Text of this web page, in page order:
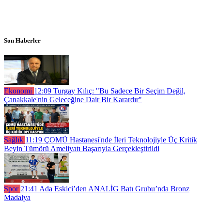
Son Haberler
Ekonomi 12:09 Turgay Kılıç: "Bu Sadece Bir Seçim Değil,
Çanakkale'nin Geleceğine Dair Bir Karardır"
Sağlık 11:19 ÇOMÜ Hastanesi'nde İleri Teknolojiyle Üç Kritik
Beyin Tümörü Ameliyatı Başarıyla Gerçekleştirildi
Spor 21:41 Ada Eskici’den ANALİG Batı Grubu’nda Bronz
Madalya